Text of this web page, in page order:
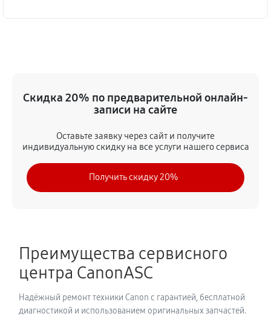
Скидка 20% по предварительной онлайн-
записи на сайте
Оставьте заявку через сайт и получите
индивидуальную скидку на все услуги нашего сервиса
Получить скидку 20%
Преимущества сервисного
центра CanonASC
Надёжный ремонт техники Canon с гарантией, бесплатной
диагностикой и использованием оригинальных запчастей.